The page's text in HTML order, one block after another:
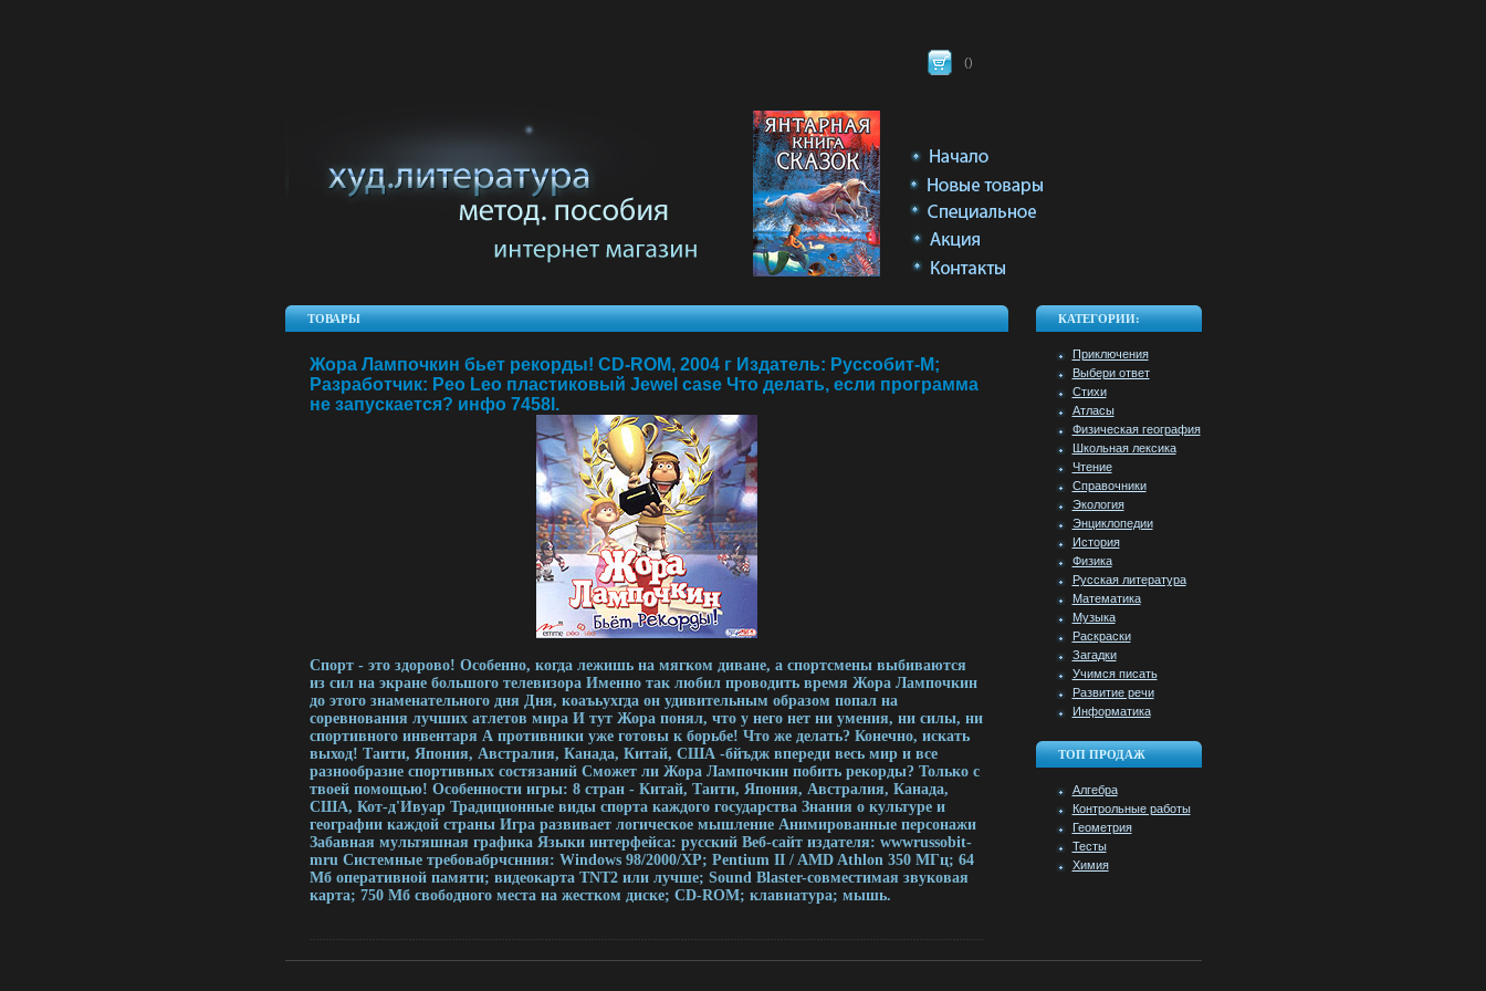
()
ТОВАРЫ
Жора Лампочкин бьет рекорды! CD-ROM, 2004 г Издатель: Руссобит-М;
Разработчик: Peo Leo пластиковый Jewel case Что делать, если программа
не запускается? инфо 7458l.
Спорт - это здорово! Особенно, когда лежишь на мягком диване, а спортсмены выбиваются
из сил на экране большого телевизора Именно так любил проводить время Жора Лампочкин
до этого знаменательного дня Дня, коаъьухгда он удивительным образом попал на
соревнования лучших атлетов мира И тут Жора понял, что у него нет ни умения, ни силы, ни
спортивного инвентаря А противники уже готовы к борьбе! Что же делать? Конечно, искать
выход! Таити, Япония, Австралия, Канада, Китай, США -бйъдж впереди весь мир и все
разнообразие спортивных состязаний Сможет ли Жора Лампочкин побить рекорды? Только с
твоей помощью! Особенности игры: 8 стран - Китай, Таити, Япония, Австралия, Канада,
США, Кот-д'Ивуар Традиционные виды спорта каждого государства Знания о культуре и
географии каждой страны Игра развивает логическое мышление Анимированные персонажи
Забавная мультяшная графика Языки интерфейса: русский Веб-сайт издателя: wwwrussobit-
mru Системные требовабрчснния: Windows 98/2000/XP; Pentium II / AMD Athlon 350 МГц; 64
Мб оперативной памяти; видеокарта TNT2 или лучше; Sound Blaster-совместимая звуковая
карта; 750 Мб свободного места на жестком диске; CD-ROM; клавиатура; мышь.
КАТЕГОРИИ:
Приключения
Выбери ответ
Стихи
Атласы
Физическая география
Школьная лексика
Чтение
Справочники
Экология
Энциклопедии
История
Физика
Русская литература
Математика
Музыка
Раскраски
Загадки
Учимся писать
Развитие речи
Информатика
ТОП ПРОДАЖ
Алгебра
Контрольные работы
Геометрия
Тесты
Химия